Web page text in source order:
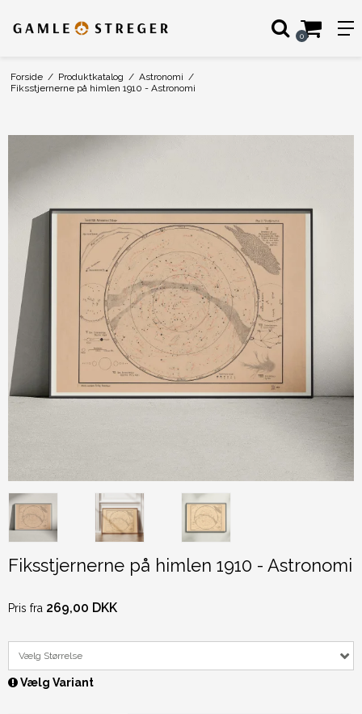
0
Forside / Produktkatalog / Astronomi /
Fiksstjernerne på himlen 1910 - Astronomi
Fiksstjernerne på himlen 1910 - Astronomi
Pris fra 269,00 DKK
Vælg Størrelse
Vælg Variant